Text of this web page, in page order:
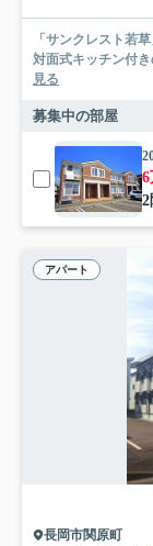
「サンクレスト若
対面式キッチン付
見る
募集中の部屋
6
2
アパート
長岡市関原町